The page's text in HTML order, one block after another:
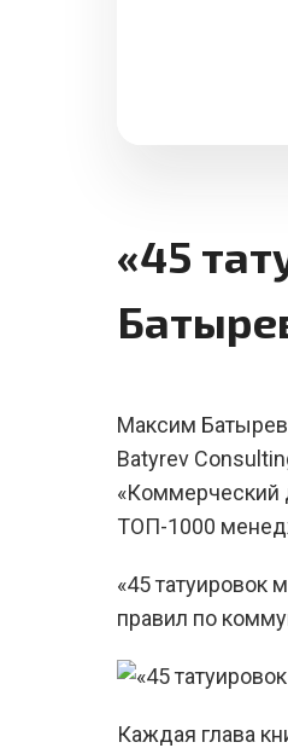
«45
Максим Батырев
Batyrev
«Коммерческий
ТОП-1000
«45 татуировок
правил по
Каждая глава